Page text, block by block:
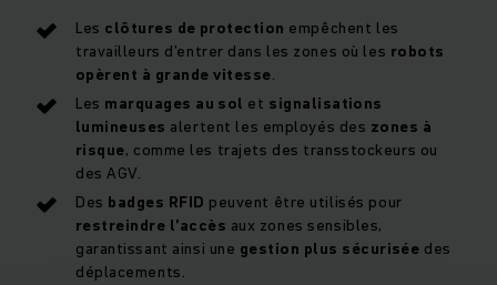
Les clôtures de protection empêchent les
travailleurs d’entrer dans les zones où les robots
opèrent à grande vitesse.
Les marquages au sol et signalisations
lumineuses alertent les employés des zones à
risque, comme les trajets des transstockeurs ou
des AGV.
Des badges RFID peuvent être utilisés pour
restreindre l’accès aux zones sensibles,
garantissant ainsi une gestion plus sécurisée des
déplacements.